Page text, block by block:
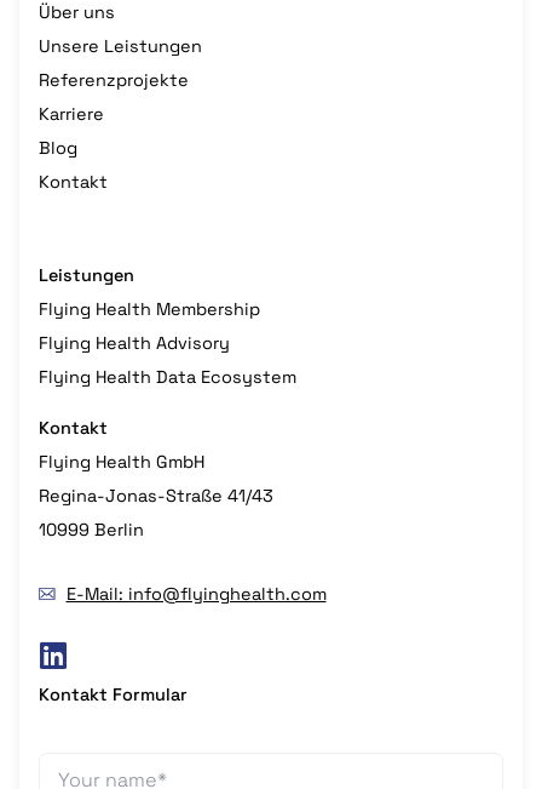
Über uns
Unsere Leistungen
Referenzprojekte
Karriere
Blog
Kontakt
Leistungen
Flying Health Membership
Flying Health Advisory
Flying Health Data Ecosystem
Kontakt
Flying Health GmbH
Regina-Jonas-Straße 41/43
10999 Berlin
E-Mail: info@flyinghealth.com
Kontakt Formular